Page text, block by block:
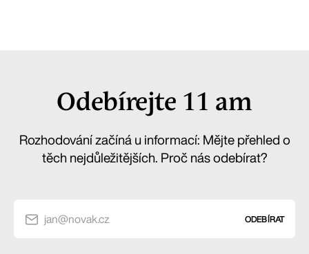
Odebírejte 11 am
Rozhodování začíná u informací: Mějte přehled o
těch nejdůležitějších. Proč nás odebírat?
jan@novak.cz ODEBÍRAT